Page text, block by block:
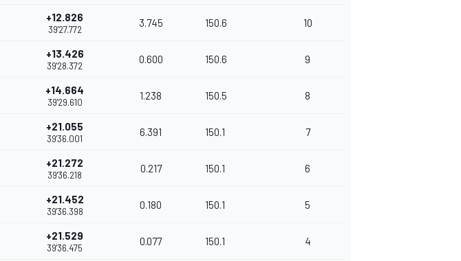
+12.826
39'27.772
3.745 150.6 10
+13.426
39'28.372
0.600 150.6 9
+14.664
39'29.610
1.238 150.5 8
+21.055
39'36.001
6.391 150.1 7
+21.272
39'36.218
0.217 150.1 6
+21.452
39'36.398
0.180 150.1 5
+21.529
39'36.475
0.077 150.1 4